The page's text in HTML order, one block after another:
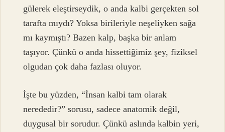
gülerek eleştirseydik, o anda kalbi gerçekten sol
tarafta mıydı? Yoksa birileriyle neşeliyken sağa
mı kaymıştı? Bazen kalp, başka bir anlam
taşıyor. Çünkü o anda hissettiğimiz şey, fiziksel
olgudan çok daha fazlası oluyor.
İşte bu yüzden, “İnsan kalbi tam olarak
nerededir?” sorusu, sadece anatomik değil,
duygusal bir sorudur. Çünkü aslında kalbin yeri,